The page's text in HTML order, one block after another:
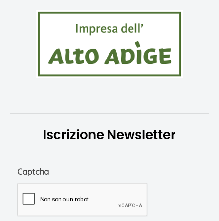
Iscrizione Newsletter
Captcha